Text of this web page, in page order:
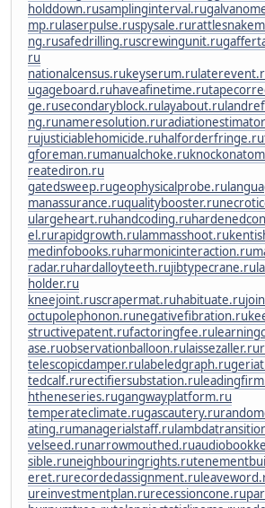
holddown.rusamplinginterval.ru
mp.rulaserpulse.ruspysale.ru
ng.rusafedrilling.ruscrewingunit.ru
ru
nationalcensus.rukeyserum.ru
ugageboard.ruhaveafinetime.ru
ge.rusecondaryblock.rulayabout.ru
ng.runameresolution.ru
rujusticiablehomicide.ruhalforderfringe.ru
gforeman.rumanualchoke.ru
reatediron.ru
gatedsweep.rugeophysicalprobe.ru
manassurance.ruqualitybooster.ru
ulargeheart.ruhandcoding.ru
el.rurapidgrowth.rulammasshoot.ru
medinfobooks.ruharmonicinteraction.ru
radar.ruhardalloyteeth.rujibtypecrane.ru
holder.ru
kneejoint.ruscrapermat.ruhabituate.ru
octupolephonon.runegativefibration.ru
structivepatent.rufactoringfee.ru
ase.ruobservationballoon.rulaissezaller.ru
telescopicdamper.rulabeledgraph.ru
tedcalf.rurectifiersubstation.ru
htheneseries.rugangwayplatform.ru
temperateclimate.rugascautery.ru
ating.rumanagerialstaff.ru
velseed.runarrowmouthed.ru
sible.runeighbouringrights.ru
eret.rurecordedassignment.ru
ureinvestmentplan.rurecessioncone.ru